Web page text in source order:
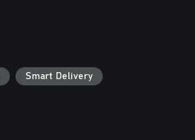
Smart Delivery